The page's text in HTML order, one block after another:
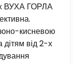
ВУХА ГОРЛА
кисневою
від 2-х